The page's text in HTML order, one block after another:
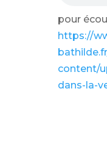
pour
https://
content/
dans-la-